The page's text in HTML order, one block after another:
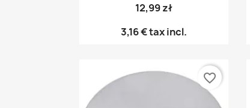
12,99 zł
3,16 €tax incl.
favorite_border